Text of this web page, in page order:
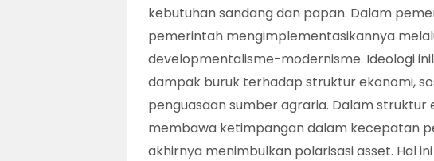
kebutuhan sandang dan papan. Dalam
pemerintah mengimplementasikannya
developmentalisme-modernisme. Ideologi
dampak buruk terhadap struktur ekonomi,
penguasaan sumber agraria. Dalam struktur
membawa ketimpangan dalam kecepatan
akhirnya menimbulkan polarisasi asset. Hal